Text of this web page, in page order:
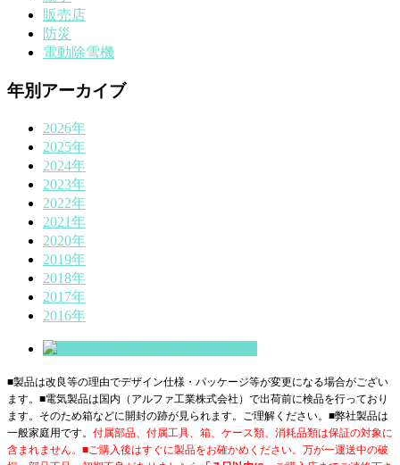
販売店
防災
電動除雪機
年別アーカイブ
2026年
2025年
2024年
2023年
2022年
2021年
2020年
2019年
2018年
2017年
2016年
■製品は改良等の理由でデザイン仕様・パッケージ等が変更になる場合がござい
ます。■電気製品は国内（アルファ工業株式会社）で出荷前に検品を行っており
ます。そのため箱などに開封の跡が見られます。ご理解ください。■弊社製品は
一般家庭用です。 付属部品、付属工具、箱、ケース類、消耗品類は保証の対象に
含まれません。■ご購入後はすぐに製品をお確かめください。万が一運送中の破